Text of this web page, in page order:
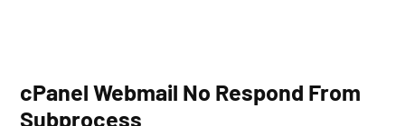
cPanel Webmail No Respond From
Subprocess